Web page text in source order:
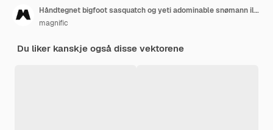
Håndtegnet bigfoot sasquatch og yeti adominable snømann illustrasjon
magnific
Du liker kanskje også disse vektorene